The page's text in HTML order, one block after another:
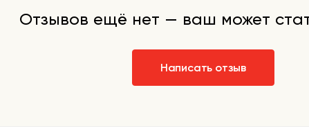
Отзывов ещё нет — ваш может
Написать отзыв